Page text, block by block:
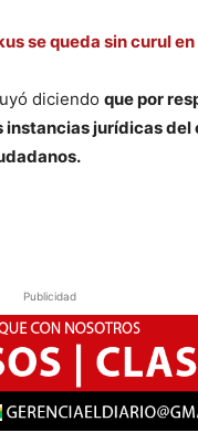
se queda sin curul
diciendo que por
jurídicas del
Publicidad